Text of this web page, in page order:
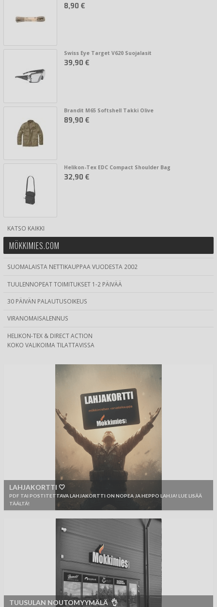
8,90 €
Swiss Eye Target V620 Suojalasit
39,90 €
Brandit M65 Softshell Takki Olive
89,90 €
Helikon-Tex EDC Compact Shoulder Bag
32,90 €
KATSO KAIKKI
MÖKKIMIES.COM
SUOMALAISTA NETTIKAUPPAA VUODESTA 2002
TUULENNOPEAT TOIMITUKSET 1-2 PÄIVÄÄ
30 PÄIVÄN PALAUTUSOIKEUS
VIRANOMAISALENNUS
HELIKON-TEX & DIRECT ACTION
KOKO VALIKOIMA TILATTAVISSA
LAHJAKORTTI 🤍
PDF TAI POSTITETTAVA LAHJAKORTTI ON NOPEA JA HEPPO LAHJA! LUE LISÄÄ
TÄÄLTÄ!
TUUSULAN NOUTOMYYMÄLÄ 👌